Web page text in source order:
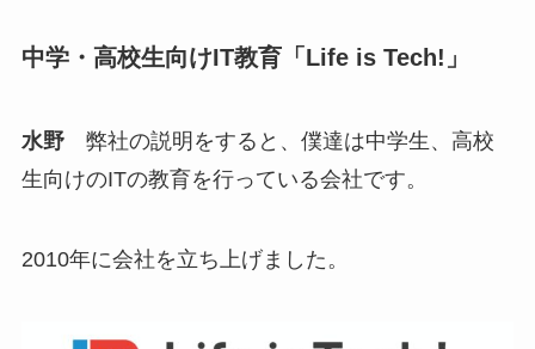
中学・高校生向けIT教育「Life is Tech!」
水野弊社の説明をすると、僕達は中学生、高校
生向けのITの教育を行っている会社です。
2010年に会社を立ち上げました。